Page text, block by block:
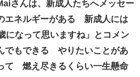
さんは、新成人たちへメッセー
エネルギーがある 新成人には
なって思いますね」とコメン
でもできる やりたいことがあ
て 燃え尽きるくらい一生懸命